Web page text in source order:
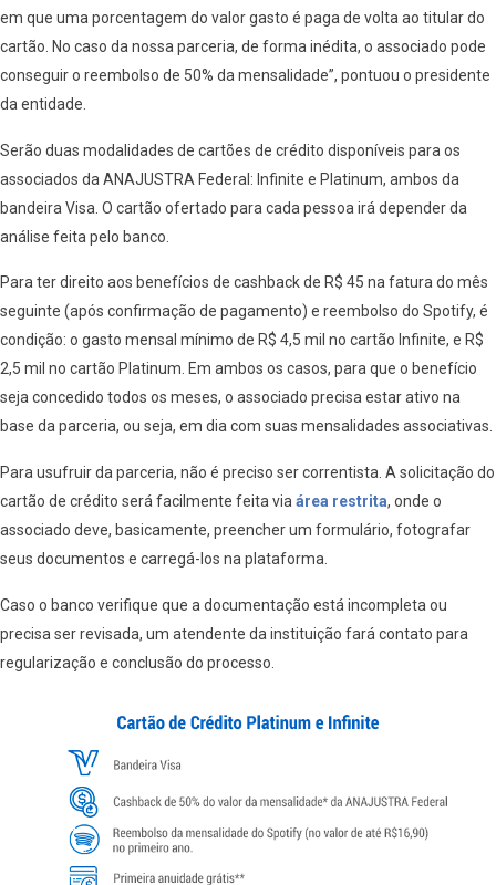
em que uma porcentagem do valor gasto é paga de volta ao titular do
cartão. No caso da nossa parceria, de forma inédita, o associado pode
conseguir o reembolso de 50% da mensalidade”, pontuou o presidente
da entidade.
Serão duas modalidades de cartões de crédito disponíveis para os
associados da ANAJUSTRA Federal: Infinite e Platinum, ambos da
bandeira Visa. O cartão ofertado para cada pessoa irá depender da
análise feita pelo banco.
Para ter direito aos benefícios de cashback de R$ 45 na fatura do mês
seguinte (após confirmação de pagamento) e reembolso do Spotify, é
condição: o gasto mensal mínimo de R$ 4,5 mil no cartão Infinite, e R$
2,5 mil no cartão Platinum. Em ambos os casos, para que o benefício
seja concedido todos os meses, o associado precisa estar ativo na
base da parceria, ou seja, em dia com suas mensalidades associativas.
Para usufruir da parceria, não é preciso ser correntista. A solicitação do
cartão de crédito será facilmente feita via área restrita, onde o
associado deve, basicamente, preencher um formulário, fotografar
seus documentos e carregá-los na plataforma.
Caso o banco verifique que a documentação está incompleta ou
precisa ser revisada, um atendente da instituição fará contato para
regularização e conclusão do processo.